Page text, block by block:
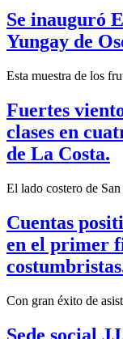
Se inauguró
Yungay de
Esta muestra de los
Fuertes
clases en
de La Costa.
El lado costero de San
Cuentas
en el primer
Con gran éxito de